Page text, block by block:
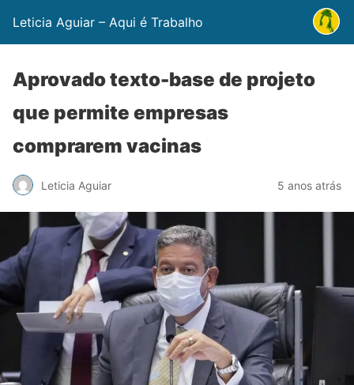
Leticia Aguiar – Aqui é Trabalho
Aprovado texto-base de projeto
que permite empresas
comprarem vacinas
Leticia Aguiar 5 anos atrás